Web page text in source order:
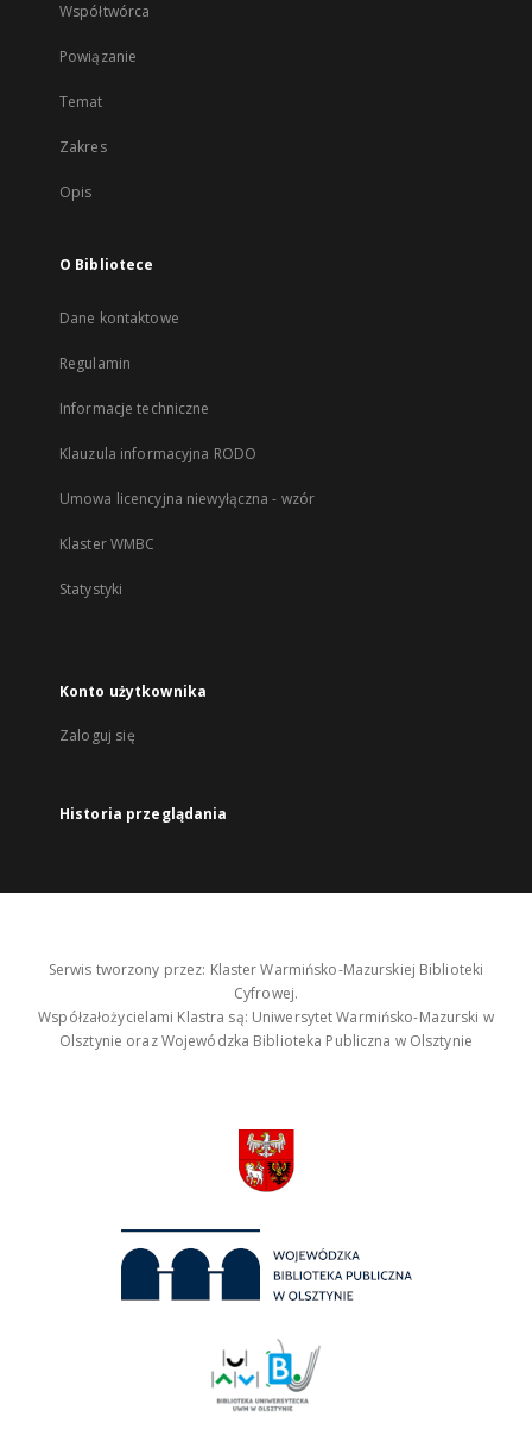
Współtwórca
Powiązanie
Temat
Zakres
Opis
O Bibliotece
Dane kontaktowe
Regulamin
Informacje techniczne
Klauzula informacyjna RODO
Umowa licencyjna niewyłączna - wzór
Klaster WMBC
Statystyki
Konto użytkownika
Zaloguj się
Historia przeglądania
Serwis tworzony przez: Klaster Warmińsko-Mazurskiej Biblioteki
Cyfrowej.
Współzałożycielami Klastra są: Uniwersytet Warmińsko-Mazurski w
Olsztynie oraz Wojewódzka Biblioteka Publiczna w Olsztynie